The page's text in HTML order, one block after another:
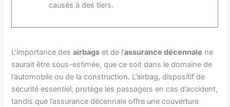
causés à des tiers.
L’importance desairbags et de l’assurance décennale ne
saurait être sous-estimée, que ce soit dans le domaine de
l’automobile ou de la construction. L’airbag, dispositif de
sécurité essentiel, protège les passagers en cas d’accident,
tandis que l’assurance décennale offre une couverture